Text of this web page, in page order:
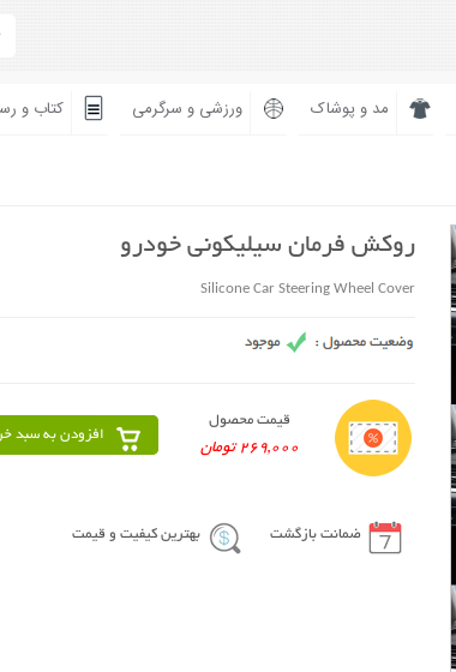
مد و پوشاک ورزشی و سرگرمی کتاب و
روکش فرمان سیلیکونی خودرو
Silicone Car Steering Wheel Cover
قیمت محصول
269,000 تومان
افزودن به سبد
ضمانت بازگشت بهترین کیفیت و قیمت